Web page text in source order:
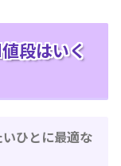
段はいく
ひとに最適な